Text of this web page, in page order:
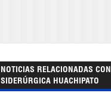
NOTICIAS RELACIONADAS CON
SIDERÚRGICA HUACHIPATO